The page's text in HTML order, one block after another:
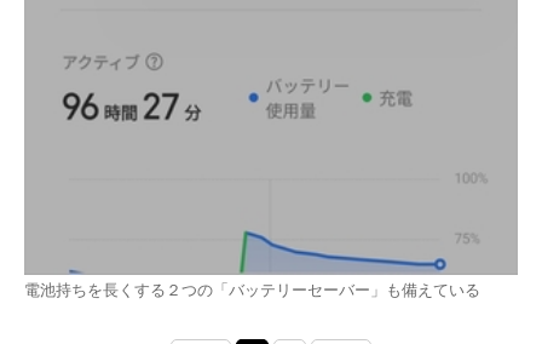
電池持ちを長くする２つの「バッテリーセーバー」も備えている